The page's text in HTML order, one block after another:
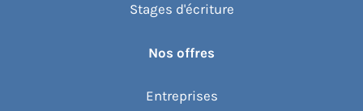
Stages d'écriture
Nos offres
Entreprises